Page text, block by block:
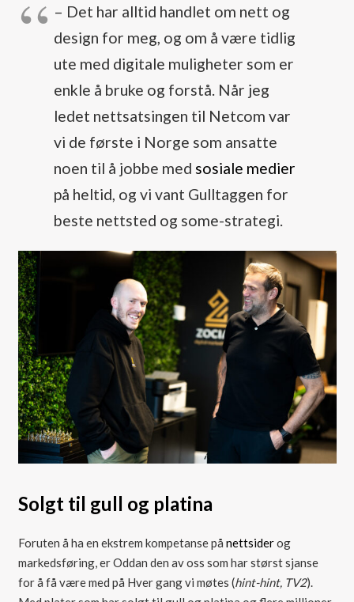
– Det har alltid handlet om nett og
design for meg, og om å være tidlig
ute med digitale muligheter som er
enkle å bruke og forstå. Når jeg
ledet nettsatsingen til Netcom var
vi de første i Norge som ansatte
noen til å jobbe med sosiale medier
på heltid, og vi vant Gulltaggen for
beste nettsted og some-strategi.
Solgt til gull og platina
Foruten å ha en ekstrem kompetanse på nettsiderog
markedsføring, er Oddan den av oss som har størst sjanse
for å få være med på Hver gang vi møtes (hint-hint, TV2).